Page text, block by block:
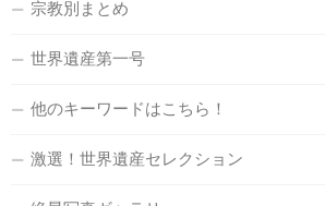
宗教別まとめ
世界遺産第一号
他のキーワードはこちら！
激選！世界遺産セレクション